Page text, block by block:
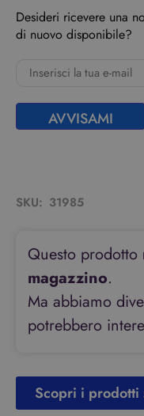
Desideri ricevere una
di nuovo disponibile?
AVVISAMI
SKU: 31985
Questo prodotto
magazzino.
Ma abbiamo
potrebbero
Scopri i prodotti